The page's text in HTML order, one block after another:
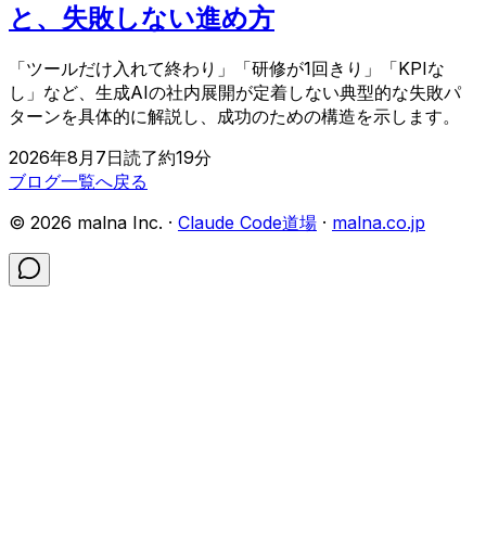
と、失敗しない進め方
「ツールだけ入れて終わり」「研修が1回きり」「KPIな
し」など、生成AIの社内展開が定着しない典型的な失敗パ
ターンを具体的に解説し、成功のための構造を示します。
2026年8月7日読了約19分
ブログ一覧へ戻る
© 2026 malna Inc. · Claude Code道場 · malna.co.jp